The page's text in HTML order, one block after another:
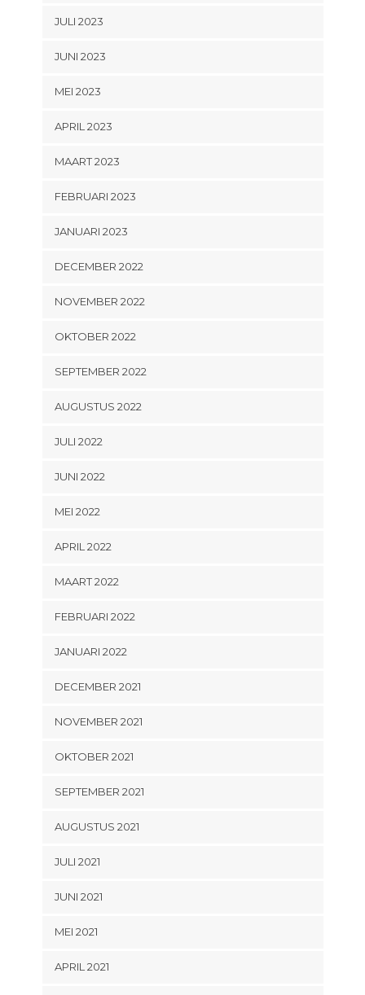
JULI 2023
JUNI 2023
MEI 2023
APRIL 2023
MAART 2023
FEBRUARI 2023
JANUARI 2023
DECEMBER 2022
NOVEMBER 2022
OKTOBER 2022
SEPTEMBER 2022
AUGUSTUS 2022
JULI 2022
JUNI 2022
MEI 2022
APRIL 2022
MAART 2022
FEBRUARI 2022
JANUARI 2022
DECEMBER 2021
NOVEMBER 2021
OKTOBER 2021
SEPTEMBER 2021
AUGUSTUS 2021
JULI 2021
JUNI 2021
MEI 2021
APRIL 2021